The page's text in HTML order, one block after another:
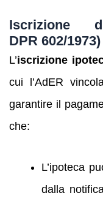
Iscrizione
DPR 602/1973)
L’iscrizione
cui l’AdER
garantire il
che:
L’ipoteca
dalla